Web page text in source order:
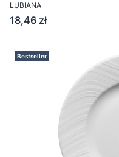
LUBIANA
Cena
18,46 zł
Bestseller